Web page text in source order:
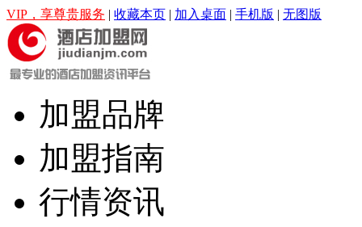
VIP，享尊贵服务 | 收藏本页 | 加入桌面 | 手机版 | 无图版
加盟品牌
加盟指南
行情资讯